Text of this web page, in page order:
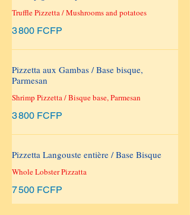
Truffle Pizzetta / Mushrooms and potatoes
3 800 FCFP
Pizzetta aux Gambas / Base bisque,
Parmesan
Shrimp Pizzetta / Bisque base, Parmesan
3 800 FCFP
Pizzetta Langouste entière / Base Bisque
Whole Lobster Pizzatta
7 500 FCFP